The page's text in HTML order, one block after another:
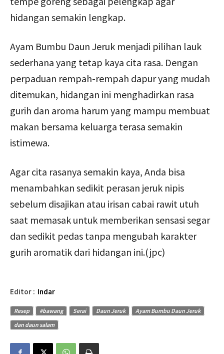
hidangan semakin lengkap.
Ayam Bumbu Daun Jeruk menjadi pilihan lauk
sederhana yang tetap kaya cita rasa. Dengan
perpaduan rempah-rempah dapur yang mudah
ditemukan, hidangan ini menghadirkan rasa
gurih dan aroma harum yang mampu membuat
makan bersama keluarga terasa semakin
istimewa.
Agar cita rasanya semakin kaya, Anda bisa
menambahkan sedikit perasan jeruk nipis
sebelum disajikan atau irisan cabai rawit utuh
saat memasak untuk memberikan sensasi segar
dan sedikit pedas tanpa mengubah karakter
gurih aromatik dari hidangan ini.(jpc)
Editor : Indar
Resep #bawang Serai Daun Jeruk
Ayam Bumbu Daun Jeruk
dan daun salam